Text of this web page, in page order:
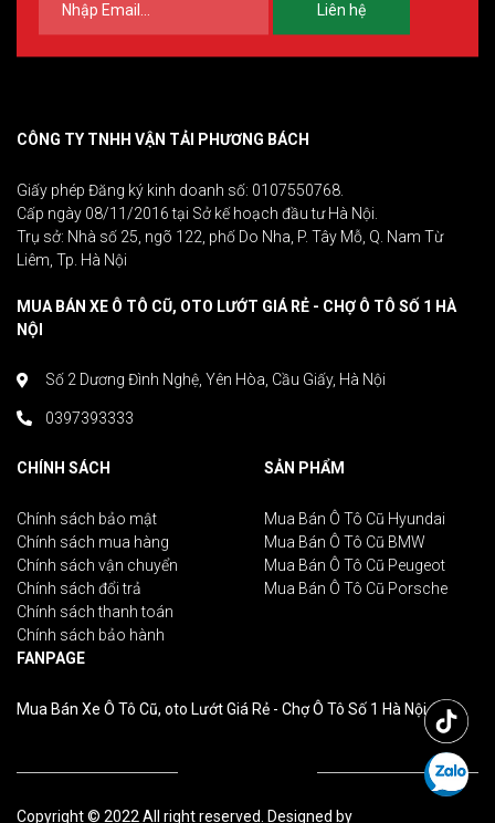
Liên hệ
CÔNG TY TNHH VẬN TẢI PHƯƠNG BÁCH
Giấy phép Đăng ký kinh doanh số: 0107550768.
Cấp ngày 08/11/2016 tại Sở kế hoạch đầu tư Hà Nội.
Trụ sở: Nhà số 25, ngõ 122, phố Do Nha, P. Tây Mỗ, Q. Nam Từ
Liêm, Tp. Hà Nội
MUA BÁN XE Ô TÔ CŨ, OTO LƯỚT GIÁ RẺ - CHỢ Ô TÔ SỐ 1 HÀ
NỘI
Số 2 Dương Đình Nghệ, Yên Hòa, Cầu Giấy, Hà Nội
0397393333
CHÍNH SÁCH
Chính sách bảo mật
Chính sách mua hàng
Chính sách vận chuyển
Chính sách đổi trả
Chính sách thanh toán
Chính sách bảo hành
SẢN PHẨM
Mua Bán Ô Tô Cũ Hyundai
Mua Bán Ô Tô Cũ BMW
Mua Bán Ô Tô Cũ Peugeot
Mua Bán Ô Tô Cũ Porsche
FANPAGE
Mua Bán Xe Ô Tô Cũ, oto Lướt Giá Rẻ - Chợ Ô Tô Số 1 Hà Nội
Copyright © 2022 All right reserved. Designed by